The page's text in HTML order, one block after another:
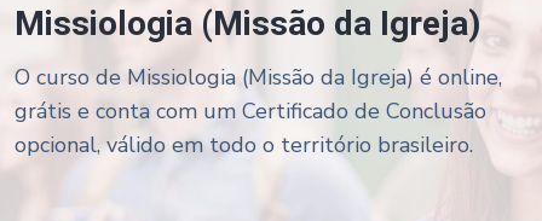
Missiologia (Missão da Igreja)
O curso de Missiologia (Missão da Igreja) é online,
grátis e conta com um Certificado de Conclusão
opcional, válido em todo o território brasileiro.